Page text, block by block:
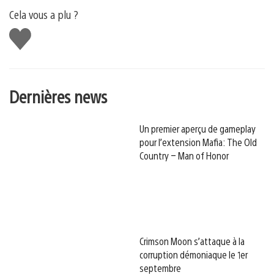
Cela vous a plu ?
J'aime
Dernières news
Un premier aperçu de gameplay
pour l’extension Mafia: The Old
Country – Man of Honor
Crimson Moon s’attaque à la
corruption démoniaque le 1er
septembre